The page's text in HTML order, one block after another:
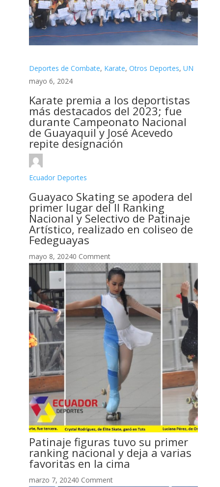
Deportes de Combate, Karate, Otros Deportes, UN
mayo 6, 2024
Karate premia a los deportistas
más destacados del 2023; fue
durante Campeonato Nacional
de Guayaquil y José Acevedo
repite designación
Ecuador Deportes
Guayaco Skating se apodera del
primer lugar del II Ranking
Nacional y Selectivo de Patinaje
Artístico, realizado en coliseo de
Fedeguayas
mayo 8, 20240 Comment
Patinaje figuras tuvo su primer
ranking nacional y deja a varias
favoritas en la cima
marzo 7, 20240 Comment